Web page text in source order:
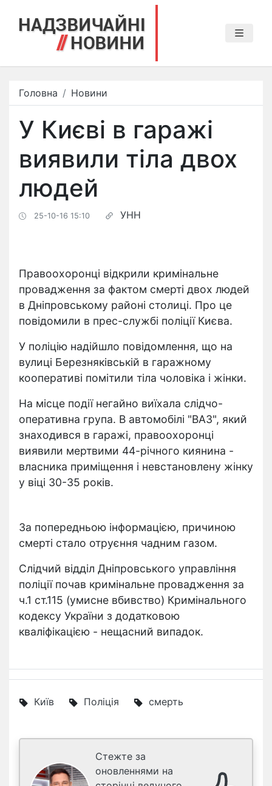
Головна Новини
У Києві в гаражі
виявили тіла двох
людей
25-10-16 15:10 УНН
Правоохоронці відкрили кримінальне
провадження за фактом смерті двох людей
в Дніпровському районі столиці. Про це
повідомили в прес-службі поліції Києва.
У поліцію надійшло повідомлення, що на
вулиці Березняківській в гаражному
кооперативі помітили тіла чоловіка і жінки.
На місце події негайно виїхала слідчо-
оперативна група. В автомобілі "ВАЗ", який
знаходився в гаражі, правоохоронці
виявили мертвими 44-річного киянина -
власника приміщення і невстановлену жінку
у віці 30-35 років.
За попередньою інформацією, причиною
смерті стало отруєння чадним газом.
Слідчий відділ Дніпровського управління
поліції почав кримінальне провадження за
ч.1 ст.115 (умисне вбивство) Кримінального
кодексу України з додатковою
кваліфікацією - нещасний випадок.
Київ Поліція смерть
Стежте за
оновленнями на